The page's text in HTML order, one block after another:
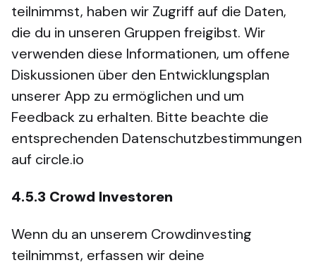
teilnimmst, haben wir Zugriff auf die Daten,
die du in unseren Gruppen freigibst. Wir
verwenden diese Informationen, um offene
Diskussionen über den Entwicklungsplan
unserer App zu ermöglichen und um
Feedback zu erhalten. Bitte beachte die
entsprechenden Datenschutzbestimmungen
auf circle.io
4.5.3 Crowd Investoren
Wenn du an unserem Crowdinvesting
teilnimmst, erfassen wir deine